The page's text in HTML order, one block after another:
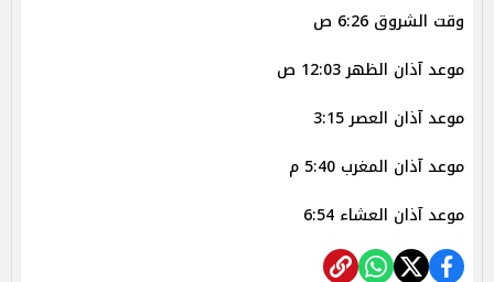
وقت الشروق 6:26 ص
موعد آذان الظهر 12:03 ص
موعد آذان العصر 3:15
موعد آذان المغرب 5:40 م
موعد آذان العشاء 6:54